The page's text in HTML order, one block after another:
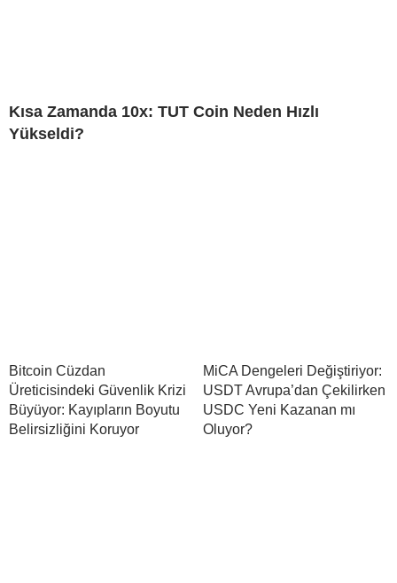
Kısa Zamanda 10x: TUT Coin Neden Hızlı
Yükseldi?
Bitcoin Cüzdan
Üreticisindeki Güvenlik Krizi
Büyüyor: Kayıpların Boyutu
Belirsizliğini Koruyor
MiCA Dengeleri Değiştiriyor:
USDT Avrupa’dan Çekilirken
USDC Yeni Kazanan mı
Oluyor?